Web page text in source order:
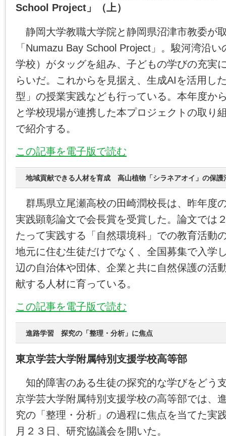
School Project」（上）
静岡大学教職大学院と静岡県沼津市教委が
「Numazu Bay School Project」。駿河湾沿
学校）がタッグを組み、子どもの学びの充実
らいだ。これからを見据え、生成AIを活用し
型」の授業実践なども行っている。本年度か
と学校現場が連携した本プロジェクトの取り
で紹介する。
この記事を電子版で読む
地域貢献できる人材を育成 高山植物「シラネアオイ」の保護
群馬県立尾瀬高校の田崎潤校長は、昨年度
実践顕彰論文で会長賞を受賞した。論文では
たって実践する「自然環境科」での教育活動
地元に住む生徒だけでなく、全国募集で入学
辺の自治体や団体、企業と共に自然保護の活
献する人材に育っている。
この記事を電子版で読む
進路学習 探究の「整理・分析」に焦点
東京学芸大学附属特別支援学校高等部
知的障害のある生徒の探究的な学びをどう
京学芸大学附属特別支援学校の高等部では、
究の「整理・分析」の過程に焦点を当てた実
月２３日、研究協議会を開いた。